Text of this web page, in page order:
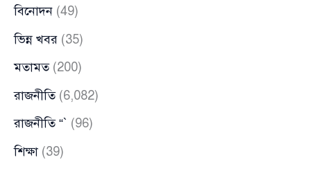
বিনোদন (49)
ভিন্ন খবর (35)
মতামত(200)
রাজনীতি(6,082)
রাজনীতি “` (96)
শিক্ষা (39)